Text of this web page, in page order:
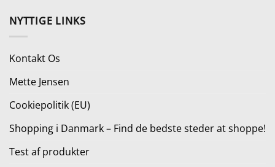
NYTTIGE LINKS
Kontakt Os
Mette Jensen
Cookiepolitik (EU)
Shopping i Danmark – Find de bedste steder at shoppe!
Test af produkter